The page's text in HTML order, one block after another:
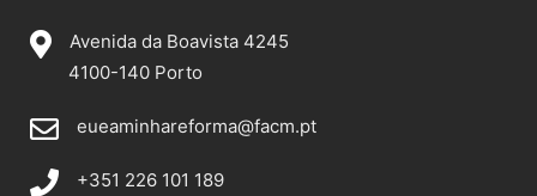
Avenida da Boavista 4245
4100-140 Porto
eueaminhareforma@facm.pt
+351 226 101 189